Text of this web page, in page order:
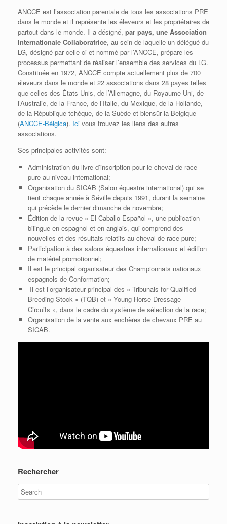
ANCCE est l’association parentale de tous les associations PRE
dans le monde et il représente les éleveurs et les propriétaires de
partout dans le monde. Il a désigné, par pays, une Association
Internationale Collaboratrice, au sein de laquelle un délégué du
LG, désigné par celle-ci et nommé par l’ANCCE, prépare les
processus permettant de réaliser l’ensemble des services du LG.
Constituée en 1972, ANCCE compte actuellement plus de 700
éleveurs dans le monde et 22 associations dans 28 payes telles
que celles des États-Unis, de l’Allemagne, du Royaume-Uni, de
l’Australie, de la France, de l’Italie, du Mexique, de la Hollande,
de la République tchèque, de la Suède et biensûr la Belgique
(ANCCE-Bélgica). Ici vous trouvez les liens des autres
associations.
Ses principales activités sont:
Administration du livre d’inscription pour le cheval de race
pure au niveau international;
Organisation du SICAB (Salon équestre international) qui se
tient chaque année à Séville depuis 1991, durant la semaine
qui précède le dernier dimanche de novembre;
Édition de la revue « El Caballo Español », une publication
bilingue en espagnol et en anglais, qui comprend des
nouvelles et des résultats relatifs au cheval de race pure;
Participation à des salons équestres internationaux et édition
de matériel promotionnel;
Il est le principal organisateur des Championnats nationaux
espagnols de Conformation;
Il est l’organisateur principal des « Tribunals for Qualified
Breeding Stock » (TQB)et « Young Horse Dressage
Circuits », dans le cadre du système de sélection de la race;
Organisation de la vente aux enchères de chevaux PRE au
SICAB.
Rechercher